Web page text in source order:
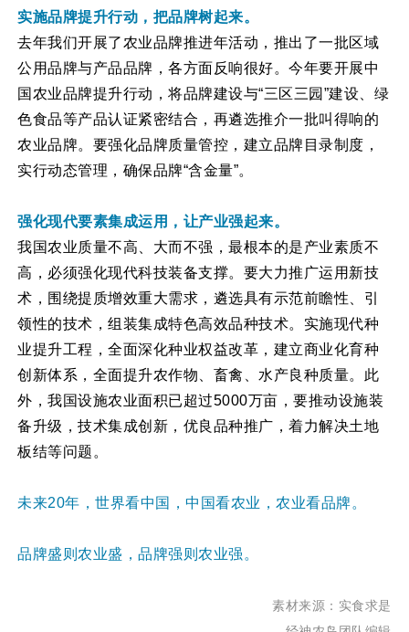
实施品牌提升行动，把品牌树起来。
去年我们开展了农业品牌推进年活动，推出了一批区域
公用品牌与产品品牌，各方面反响很好。今年要开展中
国农业品牌提升行动，将品牌建设与“三区三园”建设、绿
色食品等产品认证紧密结合，再遴选推介一批叫得响的
农业品牌。要强化品牌质量管控，建立品牌目录制度，
实行动态管理，确保品牌“含金量”。
强化现代要素集成运用，让产业强起来。
我国农业质量不高、大而不强，最根本的是产业素质不
高，必须强化现代科技装备支撑。要大力推广运用新技
术，围绕提质增效重大需求，遴选具有示范前瞻性、引
领性的技术，组装集成特色高效品种技术。实施现代种
业提升工程，全面深化种业权益改革，建立商业化育种
创新体系，全面提升农作物、畜禽、水产良种质量。此
外，我国设施农业面积已超过5000万亩，要推动设施装
备升级，技术集成创新，优良品种推广，着力解决土地
板结等问题。
未来20年，世界看中国，中国看农业，农业看品牌。
品牌盛则农业盛，品牌强则农业强。
素材来源：实食求是